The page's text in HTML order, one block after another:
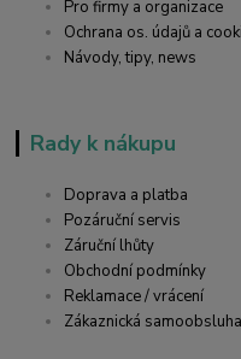
Pro firmy a organizace
Ochrana os. údajů a
Návody, tipy, news
Rady k nákupu
Doprava a platba
Pozáruční servis
Záruční lhůty
Obchodní podmínky
Reklamace / vrácení
Zákaznická samoobsluha